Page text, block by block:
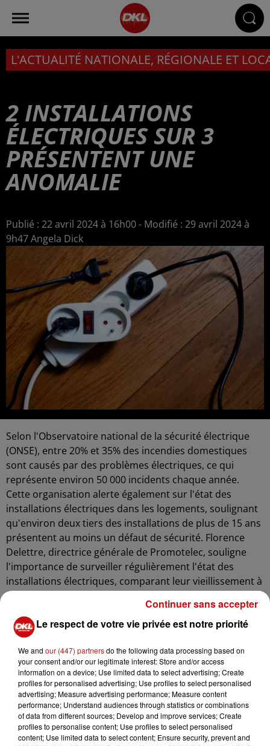
L'ACTUALITÉ NATIONALE, RÉGIONALE ET
2 INSTALLATIONS
ÉLECTRIQUES SUR 3
PRÉSENTENT UNE
ANOMALIE
Publié : 22 avril 2024 à 16h00 - Modifié : 29 avril 2024 à
9h47 Angela Dick
Selon l'Observatoire national de la sécurité électrique
(ONSE), entre 20% et 35% des incendies domestiques
sont causés par des problèmes électriques, ce qui
représente environ 50 000 incidents chaque année.
Cette organisation alerte également sur l'état des
installations électriques dans les logements, soulignant
qu'environ deux tiers des installations de plus de 15 ans
présentent au moins un défaut de sécurité. Florence
Delettre, directrice générale de Promotelec, souligne
l'importance de surveiller régulièrement l'état des
installations électriques, comparant leur vieillissement à
celui d'une voiture ou de tout autre équipement. Les
anomalies détectées peuvent inclure des prises de terre
défectueuses (80%), des branchements dangereux sur
des multiprises ou des rallonges, ou encore des prises
situées à proximité dangereuse dans les salles de bains
(60%). En outre, 60% des installations présentent des
risques de contact direct avec des éléments sous
tension, tandis que 50% utilisent des équipements
vétustes.
Il est souligné que les logements anciens, non rénovés,
Le respect de votre vie privée est notre priorité
We and our (447) partnersdo the following data processing based on
your consent and/or our legitimate interest: Store and/or access
information on a device; Use limited data to select advertising; Create
profiles for personalised advertising; Use profiles to select personalised
advertising; Measure advertising performance; Measure content
performance; Understand audiences through statistics or combinations
of data from different sources; Develop and improve services; Create
profiles to personalise content; Use profiles to select personalised
content; Use limited data to select content; Ensure security, prevent and
Continuer sans accepter